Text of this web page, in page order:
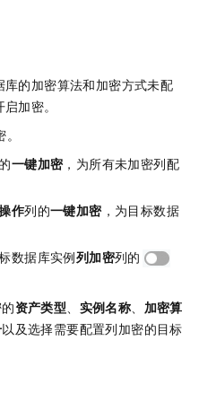
的加密算法和加密方式未配
加密。
一键加密，为所有未加密列配
作列的一键加密，为目标数据
数据库实例列加密列的
资产类型、 实例名称、 加密算
以及选择需要配置列加密的目标